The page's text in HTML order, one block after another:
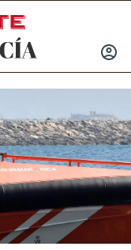
INICIAR